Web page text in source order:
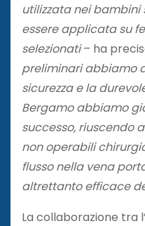
utilizzata nei
essere applicata su
selezionati– ha
preliminari abbiamo
sicurezza e la
Bergamo abbiamo
successo, riuscendo
non operabili
flusso nella vena
altrettanto efficace
La collaborazione tra